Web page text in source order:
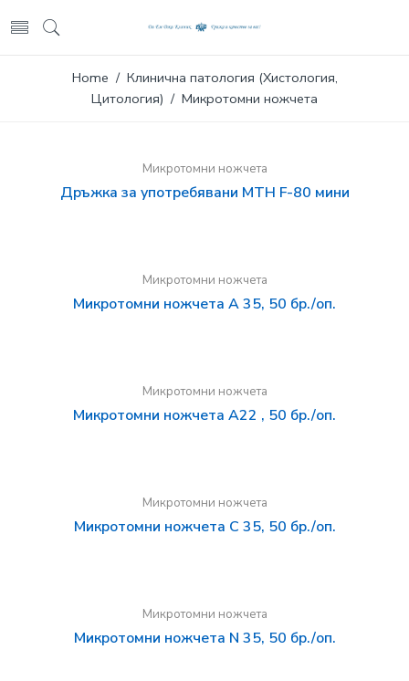
Home / Клинична патология (Хистология,
Цитология) / Микротомни ножчета
Микротомни ножчета
Дръжка за употребявани МТН F-80 мини
Микротомни ножчета
Микротомни ножчета A 35, 50 бр./оп.
Микротомни ножчета
Микротомни ножчета A22 , 50 бр./оп.
Микротомни ножчета
Микротомни ножчета C 35, 50 бр./оп.
Микротомни ножчета
Микротомни ножчета N 35, 50 бр./оп.